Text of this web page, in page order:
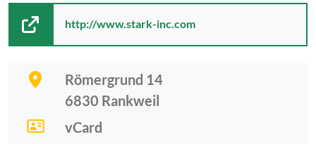
Römergrund 14
6830 Rankweil
vCard
http://www.stark-inc.com